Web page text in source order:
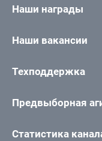
Наши награды
Наши вакансии
Техподдержка
Предвыборная
Статистика